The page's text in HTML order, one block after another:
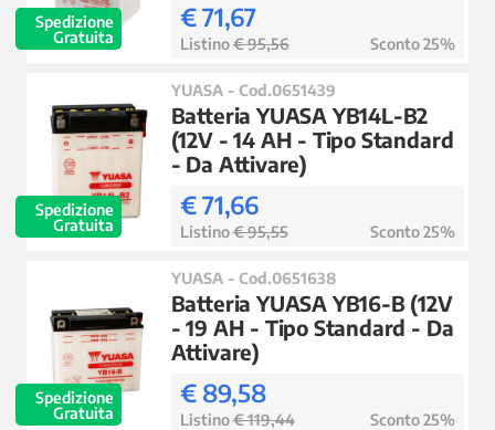
Spedizione
Gratuita
€ 71,67
Listino€ 95,56 Sconto 25%
Spedizione
Gratuita
YUASA - Cod.0651439
Batteria YUASA YB14L-B2
(12V - 14 AH - Tipo Standard
- Da Attivare)
€ 71,66
Listino€ 95,55 Sconto 25%
Spedizione
Gratuita
YUASA - Cod.0651638
Batteria YUASA YB16-B (12V
- 19 AH - Tipo Standard - Da
Attivare)
€ 89,58
Listino€ 119,44 Sconto 25%